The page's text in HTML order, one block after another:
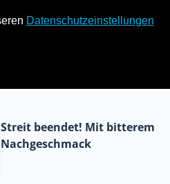
Streit beendet! Mit bitterem
Nachgeschmack